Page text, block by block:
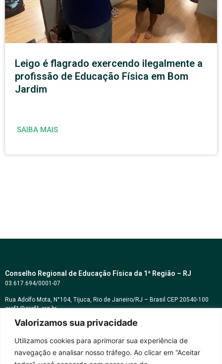
Valorizamos sua privacidade
Utilizamos cookies para aprimorar sua experiência de
navegação e analisar nosso tráfego. Ao clicar em “Aceitar
Leigo é flagrado exercendo ilegalmente a
profissão de Educação Física em Bom
Jardim
SAIBA MAIS
Conselho Regional de Educação Física da 1ª Região – RJ
03.617.694/0001-07
Rua Adolfo Mota, N°104, Tijuca, Rio de Janeiro/RJ – Brasil CEP 20540-100
cref1@cref1.org.br
Assessoria de comunicação:
Horários de atendimento: